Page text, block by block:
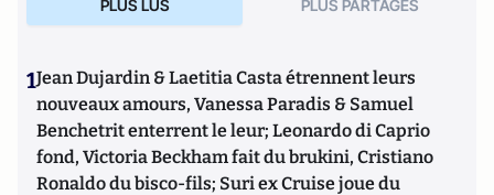
PLUS LUS PLUS PARTAGES
1Jean Dujardin & Laetitia Casta étrennent leurs
nouveaux amours, Vanessa Paradis & Samuel
Benchetrit enterrent le leur; Leonardo di Caprio
fond, Victoria Beckham fait du brukini, Cristiano
Ronaldo du bisco-fils; Suri ex Cruise joue du